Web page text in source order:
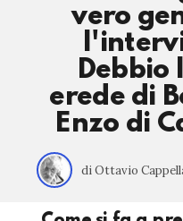
vero
Debbio
erede di
Enzo di
di Ottavio